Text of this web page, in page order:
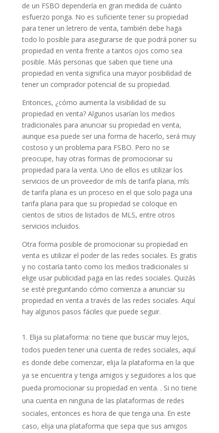
de un FSBO dependería en gran medida de cuánto
esfuerzo ponga. No es suficiente tener su propiedad
para tener un letrero de venta, también debe haga
todo lo posible para asegurarse de que podrá poner su
propiedad en venta frente a tantos ojos como sea
posible. Más personas que saben que tiene una
propiedad en venta significa una mayor posibilidad de
tener un comprador potencial de su propiedad.
Entonces, ¿cómo aumenta la visibilidad de su
propiedad en venta? Algunos usarían los medios
tradicionales para anunciar su propiedad en venta,
aunque esa puede ser una forma de hacerlo, será muy
costoso y un problema para FSBO. Pero no se
preocupe, hay otras formas de promocionar su
propiedad para la venta. Uno de ellos es utilizar los
servicios de un proveedor de mls de tarifa plana, mls
de tarifa plana es un proceso en el que solo paga una
tarifa plana para que su propiedad se coloque en
cientos de sitios de listados de MLS, entre otros
servicios incluidos.
Otra forma posible de promocionar su propiedad en
venta es utilizar el poder de las redes sociales. Es gratis
y no costaría tanto como los medios tradicionales si
elige usar publicidad paga en las redes sociales. Quizás
se esté preguntando cómo comienza a anunciar su
propiedad en venta a través de las redes sociales. Aquí
hay algunos pasos fáciles que puede seguir.
Elija su plataforma: no tiene que buscar muy lejos,
todos pueden tener una cuenta de redes sociales, aquí
es donde debe comenzar, elija la plataforma en la que
ya se encuentra y tenga amigos y seguidores a los que
pueda promocionar su propiedad en venta. . Si no tiene
una cuenta en ninguna de las plataformas de redes
sociales, entonces es hora de que tenga una. En este
caso, elija una plataforma que sepa que sus amigos